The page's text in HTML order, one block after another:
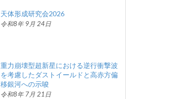
天体形成研究会2026
令和8年 9月 24日
重力崩壊型超新星における逆行衝撃波
を考慮したダストイールドと高赤方偏
移銀河への示唆
令和8年 7月 21日